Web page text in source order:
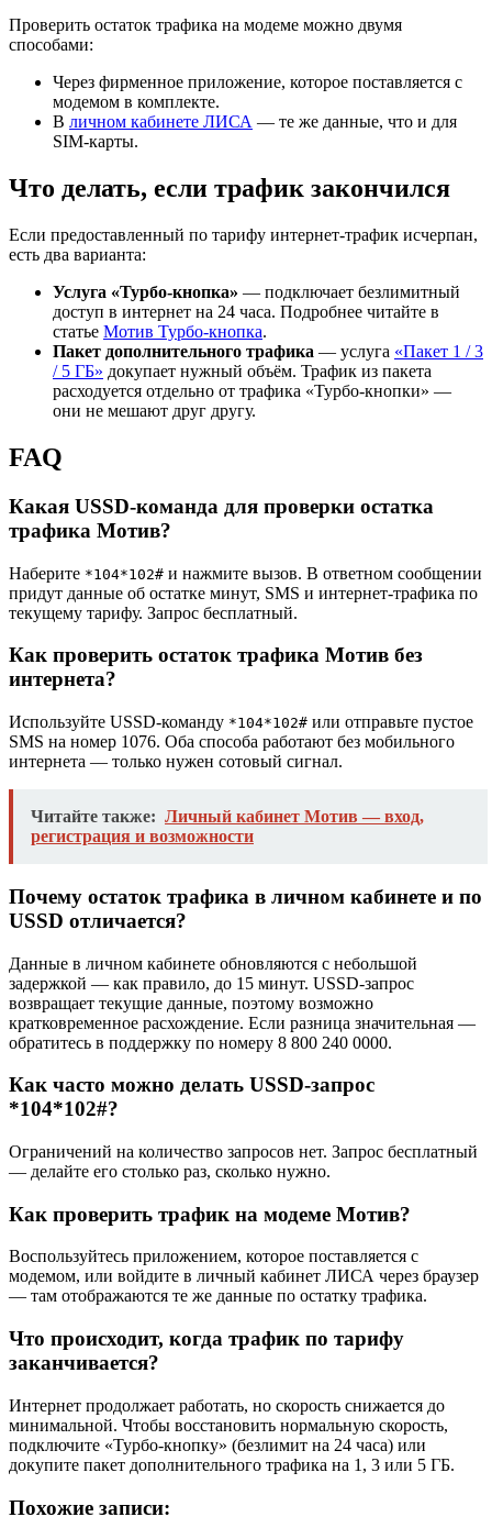
Проверить остаток трафика на модеме можно двумя
способами:
Через фирменное приложение, которое поставляется с
модемом в комплекте.
В личном кабинете ЛИСА — те же данные, что и для
SIM-карты.
Что делать, если трафик закончился
Если предоставленный по тарифу интернет-трафик исчерпан,
есть два варианта:
Услуга «Турбо-кнопка» — подключает безлимитный
доступ в интернет на 24 часа. Подробнее читайте в
статье Мотив Турбо-кнопка.
Пакет дополнительного трафика — услуга «Пакет 1 / 3
/ 5 ГБ» докупает нужный объём. Трафик из пакета
расходуется отдельно от трафика «Турбо-кнопки» —
они не мешают друг другу.
FAQ
Какая USSD-команда для проверки остатка
трафика Мотив?
Наберите *104*102# и нажмите вызов. В ответном сообщении
придут данные об остатке минут, SMS и интернет-трафика по
текущему тарифу. Запрос бесплатный.
Как проверить остаток трафика Мотив без
интернета?
Используйте USSD-команду *104*102# или отправьте пустое
SMS на номер 1076. Оба способа работают без мобильного
интернета — только нужен сотовый сигнал.
Читайте также: Личный кабинет Мотив — вход,
регистрация и возможности
Почему остаток трафика в личном кабинете и по
USSD отличается?
Данные в личном кабинете обновляются с небольшой
задержкой — как правило, до 15 минут. USSD-запрос
возвращает текущие данные, поэтому возможно
кратковременное расхождение. Если разница значительная —
обратитесь в поддержку по номеру 8 800 240 0000.
Как часто можно делать USSD-запрос
*104*102#?
Ограничений на количество запросов нет. Запрос бесплатный
— делайте его столько раз, сколько нужно.
Как проверить трафик на модеме Мотив?
Воспользуйтесь приложением, которое поставляется с
модемом, или войдите в личный кабинет ЛИСА через браузер
— там отображаются те же данные по остатку трафика.
Что происходит, когда трафик по тарифу
заканчивается?
Интернет продолжает работать, но скорость снижается до
минимальной. Чтобы восстановить нормальную скорость,
подключите «Турбо-кнопку» (безлимит на 24 часа) или
докупите пакет дополнительного трафика на 1, 3 или 5 ГБ.
Похожие записи: